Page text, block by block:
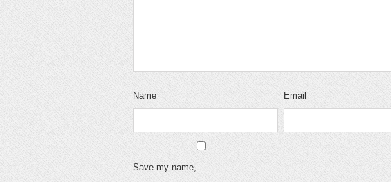
Name Email
Save my name,